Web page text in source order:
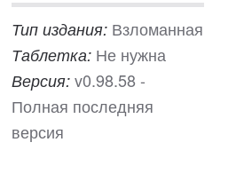
Тип издания: Взломанная
Таблетка: Не нужна
Версия: v0.98.58 -
Полная последняя
версия